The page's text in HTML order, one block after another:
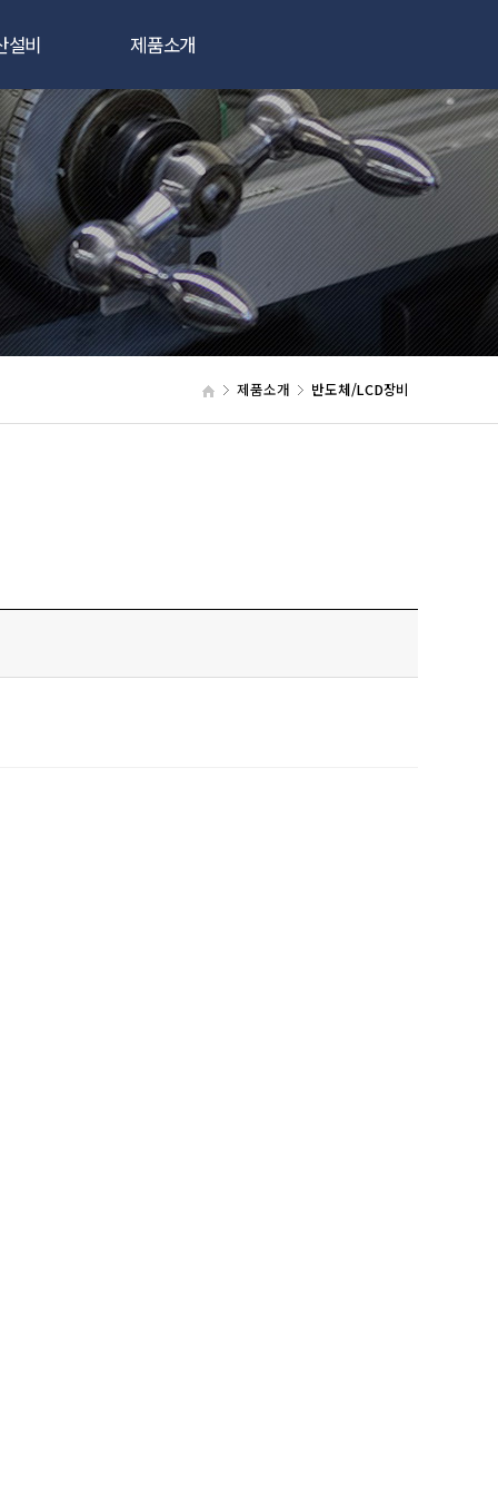
설비
용접기
용접기
석장비
제품소개
반도체/LCD장비
핵융합/원자력설비
기타제품
제품소개 반도체/LCD장비